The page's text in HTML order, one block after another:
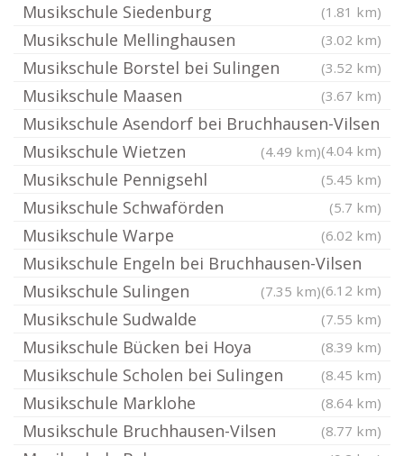
Musikschule Siedenburg (1.81 km)
Musikschule Mellinghausen (3.02 km)
Musikschule Borstel bei Sulingen (3.52 km)
Musikschule Maasen (3.67 km)
Musikschule Asendorf bei Bruchhausen-Vilsen
(4.04 km)
Musikschule Wietzen (4.49 km)
Musikschule Pennigsehl (5.45 km)
Musikschule Schwaförden (5.7 km)
Musikschule Warpe (6.02 km)
Musikschule Engeln bei Bruchhausen-Vilsen
(6.12 km)
Musikschule Sulingen (7.35 km)
Musikschule Sudwalde (7.55 km)
Musikschule Bücken bei Hoya (8.39 km)
Musikschule Scholen bei Sulingen (8.45 km)
Musikschule Marklohe (8.64 km)
Musikschule Bruchhausen-Vilsen (8.77 km)